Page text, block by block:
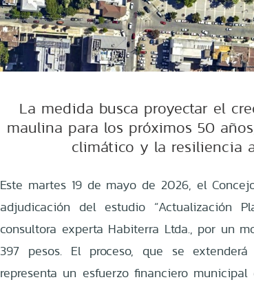
La medida busca proyectar el
maulina para los próximos 50
climático y la resiliencia
Este martes 19 de mayo de 2026, el
adjudicación del estudio “Actualización
consultora experta Habiterra Ltda., por un
397 pesos. El proceso, que se
representa un esfuerzo financiero